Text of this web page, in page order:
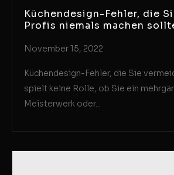
Küchendesign-Fehler, die
Profis niemals machen
November 15, 2022
Küchendesign-Fehler, die Sie
spielt keine Rolle, ob Sie ein
Meisterwerk oder...